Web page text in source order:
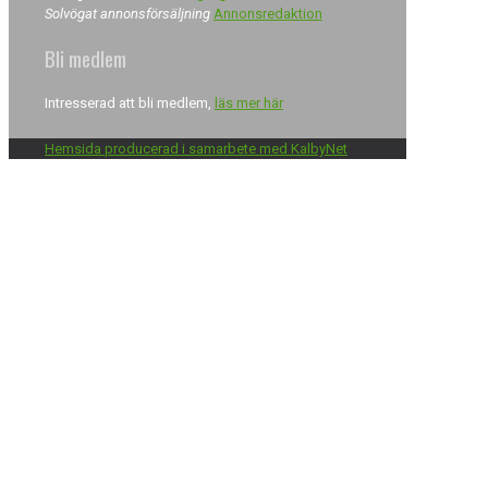
Solvögat annonsförsäljning Annonsredaktion
Bli medlem
Intresserad att bli medlem, läs mer här
Hemsida producerad i samarbete med KalbyNet